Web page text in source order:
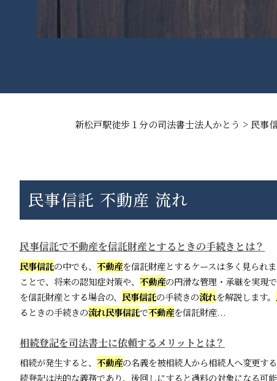
新松戸駅徒歩１分の司法書士法人かとう > 民事
民事信託 不動産 流れ
民事信託で不動産を信託財産とするときの手続きとは？
民事信託の中でも、 不動産を信託財産とするケースは多く見られ
ことで、将来の認知症対策や、 不動産の円滑な管理・承継を実現
を信託財産とする場合の、 民事信託の手続きの流れを解説します。
るときの手続きの流れ民事信託で不動産を信託財産...
相続登記を司法書士に依頼するメリットとは？
相続が発生すると、 不動産の名義を被相続人から相続人へ変更す
続登記は法的な義務であり、後回しにすると過料の対象になる可